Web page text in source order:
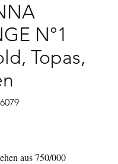
N°1
Topas,
aus 750/000